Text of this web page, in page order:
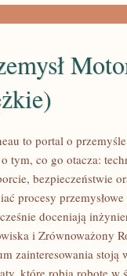
to portal o
tym, co go otacza:
bezpieczeństwie
procesy
doceniają
i Zrównoważony
zainteresowania
które robią robotę w